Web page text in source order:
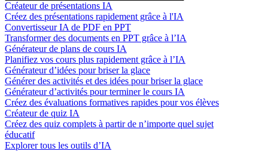
Créateur de présentations IA
Créez des présentations rapidement grâce à l'IA
Convertisseur IA de PDF en PPT
Transformer des documents en PPT grâce à l’IA
Générateur de plans de cours IA
Planifiez vos cours plus rapidement grâce à l’IA
Générateur d’idées pour briser la glace
Générer des activités et des idées pour briser la glace
Générateur d’activités pour terminer le cours IA
Créez des évaluations formatives rapides pour vos élèves
Créateur de quiz IA
Créez des quiz complets à partir de n’importe quel sujet
éducatif
Explorer tous les outils d’IA